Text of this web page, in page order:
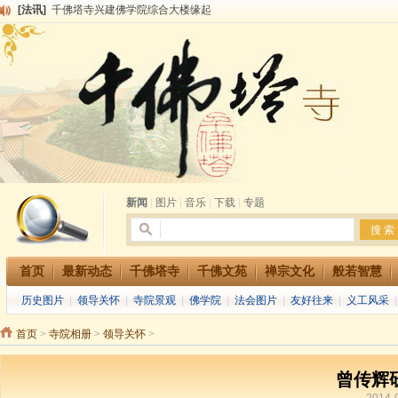
[法讯] 千佛塔寺兴建佛学院综合大楼缘起
[法讯]
千佛塔寺阅藏堂周末阅藏报名通知
清明节祭祖报恩地藏法会
[法讯]
本寺方丈上明下慧尼和尚开讲《六祖坛经》
[法讯] 2015-3-26师父于法堂对大众的开示
[法讯]
广东千佛塔寺云门佛学院女众部 2016年招生简章
[法讯]
恭请海涛法师莅临千佛塔寺弘法
[法讯]
2014年七月大法会 祈福息灾地藏七 冥阳两利普渡群蒙盂兰盆
[法讯] 千佛塔寺云门佛学院女众部2014年招生简章
新闻
图片 音乐 下载 专题
首页 最新动态 千佛塔寺 千佛文苑 禅宗文化 般若智慧
历史图片 领导关怀 寺院景观 佛学院 法会图片 友好往来 义工风采
首页 > 寺院相册 > 领导关怀 >
曾传辉